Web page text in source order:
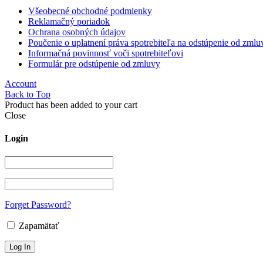
Všeobecné obchodné podmienky
Reklamačný poriadok
Ochrana osobných údajov
Poučenie o uplatnení práva spotrebiteľa na odstúpenie od
Informačná povinnosť voči spotrebiteľovi
Formulár pre odstúpenie od zmluvy
Account
Back to Top
Product has been added to your cart
Close
Login
Forget Password?
Zapamätať